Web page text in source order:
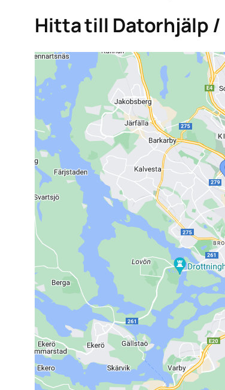
Hitta till Datorhjälp /